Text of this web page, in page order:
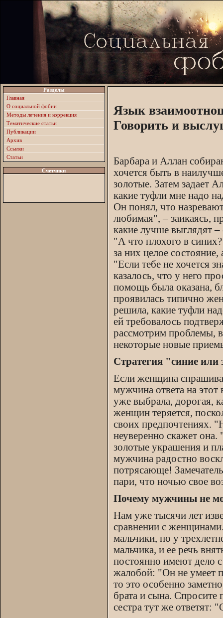
Разделы
Главная
О социальной фобии
Методы лечения и коррекция
Тематические статьи
Публикации
Архив
Ссылки
Статьи
Счетчики
Язык
Говорить и
Барбара и Аллан
хочется быть в
золотые. Затем задает
какие туфли мне надо
Он понял, что
любимая", – заикаясь,
какие лучше выглядят
"А что плохого в
за них целое
"Если тебе не хочется
казалось, что у него
помощь была оказана,
проявилась типично
решила, какие туфли
ей требовалось
рассмотрим
некоторые новые
Стратегия "синие
Если женщина
мужчина ответа на
уже выбрала, дорогая,
женщин теряется,
своих предпочтениях.
неуверенно скажет
золотые украшения и
мужчина радостно
потрясающе!
пари, что ночью свое
Почему мужчины не
Нам уже тысячи лет
сравнении с
мальчики, но у
мальчика, и ее речь
постоянно имеют дело
жалобой: "Он не умеет
то это особенно
брата и сына. Спросите
сестра тут же ответят: